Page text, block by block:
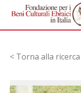
< Torna alla ricerca